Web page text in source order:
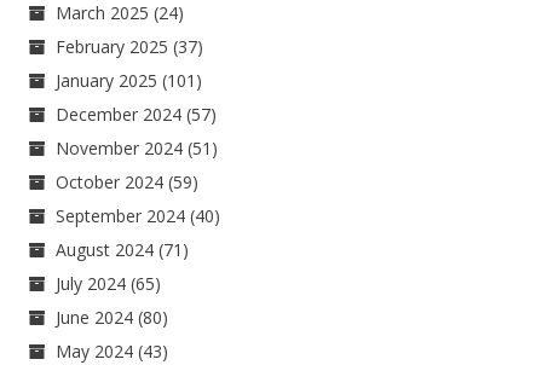
March 2025 (24)
February 2025 (37)
January 2025 (101)
December 2024 (57)
November 2024 (51)
October 2024 (59)
September 2024 (40)
August 2024 (71)
July 2024 (65)
June 2024 (80)
May 2024 (43)